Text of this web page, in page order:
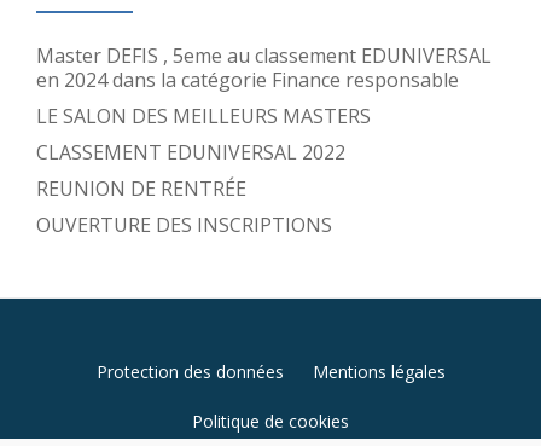
Master DEFIS , 5eme au classement EDUNIVERSAL
en 2024 dans la catégorie Finance responsable
LE SALON DES MEILLEURS MASTERS
CLASSEMENT EDUNIVERSAL 2022
REUNION DE RENTRÉE
OUVERTURE DES INSCRIPTIONS
Menu
secondaire
Protection des données Mentions légales
Politique de cookies